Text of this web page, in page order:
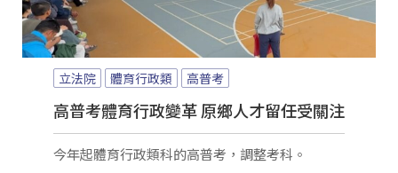
立法院 體育行政類 高普考
高普考體育行政變革 原鄉人才留任受關注
今年起體育行政類科的高普考，調整考科。